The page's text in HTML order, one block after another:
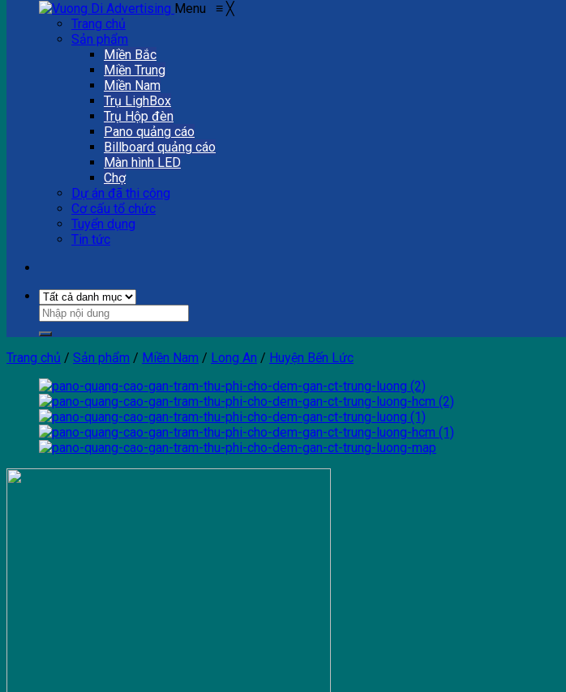
Menu ≡ ╳
Trang chủ
Sản phẩm
Miền Bắc
Miền Trung
Miền Nam
Trụ LighBox
Trụ Hộp đèn
Pano quảng cáo
Billboard quảng cáo
Màn hình LED
Chợ
Dự án đã thi công
Cơ cấu tổ chức
Tuyển dụng
Tin tức
Trang chủ / Sản phẩm / Miền Nam / Long An / Huyện Bến Lức